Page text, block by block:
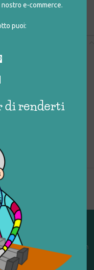
e-commerce.
puoi:
di renderti
un centro del riuso e
riparano e li reimmettono in
circolare e sostenibile.